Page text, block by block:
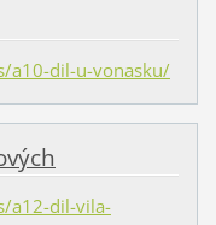
a10-dil-u-vonasku/
a12-dil-vila-